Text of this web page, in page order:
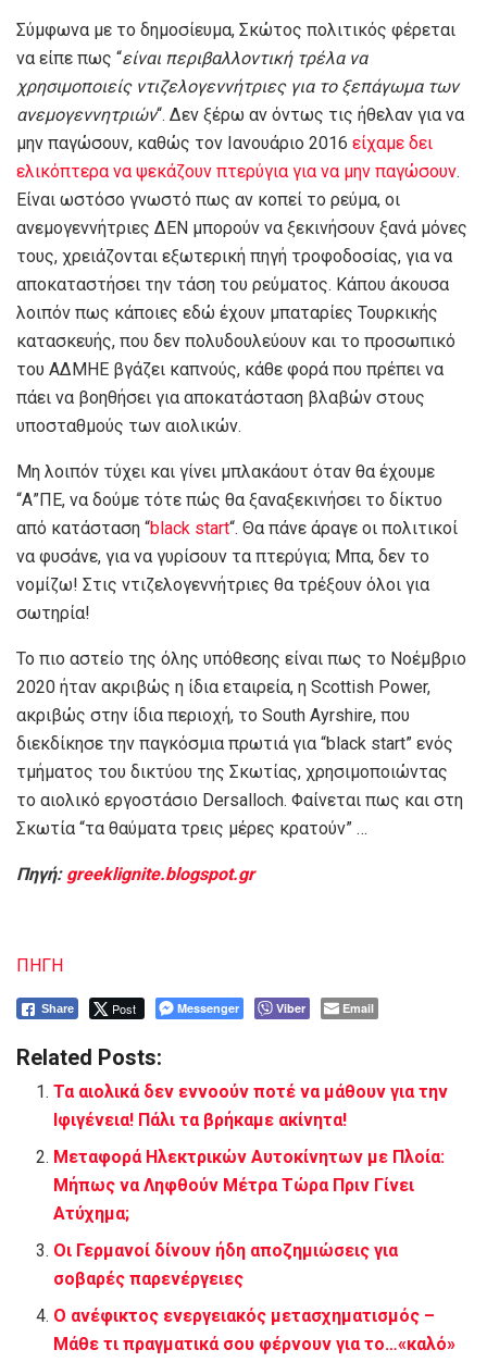
Σύμφωνα με το δημοσίευμα, Σκώτος πολιτικός φέρεται
να είπε πως “είναι περιβαλλοντική τρέλα να
χρησιμοποιείς ντιζελογεννήτριες για το ξεπάγωμα των
ανεμογεννητριών“. Δεν ξέρω αν όντως τις ήθελαν για να
μην παγώσουν, καθώς τον Ιανουάριο 2016 είχαμε δει
ελικόπτερα να ψεκάζουν πτερύγια για να μην παγώσουν.
Είναι ωστόσο γνωστό πως αν κοπεί το ρεύμα, οι
ανεμογεννήτριες ΔΕΝ μπορούν να ξεκινήσουν ξανά μόνες
τους, χρειάζονται εξωτερική πηγή τροφοδοσίας, για να
αποκαταστήσει την τάση του ρεύματος. Κάπου άκουσα
λοιπόν πως κάποιες εδώ έχουν μπαταρίες Τουρκικής
κατασκευής, που δεν πολυδουλεύουν και το προσωπικό
του ΑΔΜΗΕ βγάζει καπνούς, κάθε φορά που πρέπει να
πάει να βοηθήσει για αποκατάσταση βλαβών στους
υποσταθμούς των αιολικών.
Μη λοιπόν τύχει και γίνει μπλακάουτ όταν θα έχουμε
“Α”ΠΕ, να δούμε τότε πώς θα ξαναξεκινήσει το δίκτυο
από κατάσταση “black start“. Θα πάνε άραγε οι πολιτικοί
να φυσάνε, για να γυρίσουν τα πτερύγια; Μπα, δεν το
νομίζω! Στις ντιζελογεννήτριες θα τρέξουν όλοι για
σωτηρία!
Το πιο αστείο της όλης υπόθεσης είναι πως το Νοέμβριο
2020 ήταν ακριβώς η ίδια εταιρεία, η Scottish Power,
ακριβώς στην ίδια περιοχή, το South Ayrshire, που
διεκδίκησε την παγκόσμια πρωτιά για “black start” ενός
τμήματος του δικτύου της Σκωτίας, χρησιμοποιώντας
το αιολικό εργοστάσιο Dersalloch. Φαίνεται πως και στη
Σκωτία “τα θαύματα τρεις μέρες κρατούν” …
Πηγή: greeklignite.blogspot.gr
ΠΗΓΗ
Share Post Messenger Viber Email
Related Posts:
Τα αιολικά δεν εννοούν ποτέ να μάθουν για την
Ιφιγένεια! Πάλι τα βρήκαμε ακίνητα!
Μεταφορά Ηλεκτρικών Αυτοκίνητων με Πλοία:
Μήπως να Ληφθούν Μέτρα Τώρα Πριν Γίνει
Ατύχημα;
Οι Γερμανοί δίνουν ήδη αποζημιώσεις για
σοβαρές παρενέργειες
Ο ανέφικτος ενεργειακός μετασχηματισμός –
Μάθε τι πραγματικά σου φέρνουν για το…«καλό»